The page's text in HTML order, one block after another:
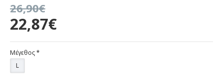
22,87€
26,90€
Μέγεθος
L